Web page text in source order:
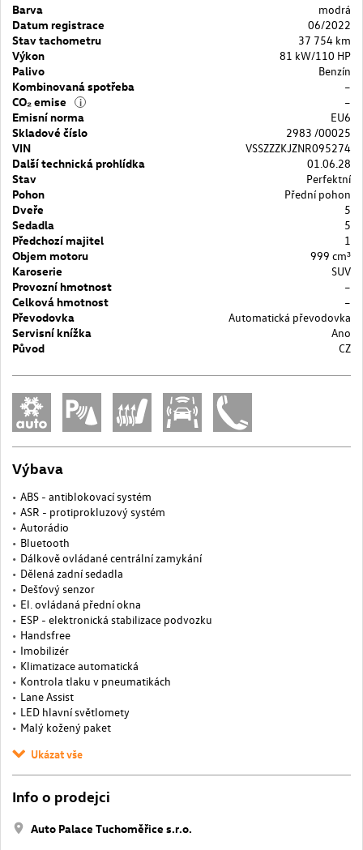
Barva
modrá
Datum registrace
06/2022
Stav tachometru
37 754 km
Výkon
81 kW/110 HP
Palivo
Benzín
Kombinovaná spotřeba
–
CO₂ emise
i
–
Emisní norma
EU6
Skladové číslo
2983 /00025
VIN
VSSZZZKJZNR095274
Další technická prohlídka
01.06.28
Stav
Perfektní
Pohon
Přední pohon
Dveře
5
Sedadla
5
Předchozí majitel
1
Objem motoru
999 cm³
Karoserie
SUV
Provozní hmotnost
–
Celková hmotnost
–
Převodovka
Automatická převodovka
Servisní knížka
Ano
Původ
CZ
Výbava
ABS - antiblokovací systém
ASR - protiprokluzový systém
Autorádio
Bluetooth
Dálkově ovládané centrální zamykání
Dělená zadní sedadla
Dešťový senzor
El. ovládaná přední okna
ESP - elektronická stabilizace podvozku
Handsfree
Imobilizér
Klimatizace automatická
Kontrola tlaku v pneumatikách
Lane Assist
LED hlavní světlomety
Malý kožený paket
Ukázat vše
Info o prodejci
Auto Palace Tuchoměřice s.r.o.